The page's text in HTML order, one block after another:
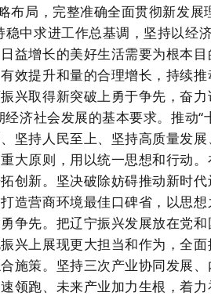
布局，完整准确全面贯彻新发
稳中求进工作总基调，坚持以经
益增长的美好生活需要为根本
效提升和量的合理增长，持续
兴取得新突破上勇于争先，奋
经济社会发展的基本要求。推
坚持人民至上、坚持高质量发
大原则，用以统一思想和行动
新。坚决破除妨碍推动新时
造营商环境最佳口碑省，以思
先。把辽宁振兴发展放在党
兴上展现更大担当和作为，全
策。坚持三次产业协同发展
领跑、未来产业加力生根，着